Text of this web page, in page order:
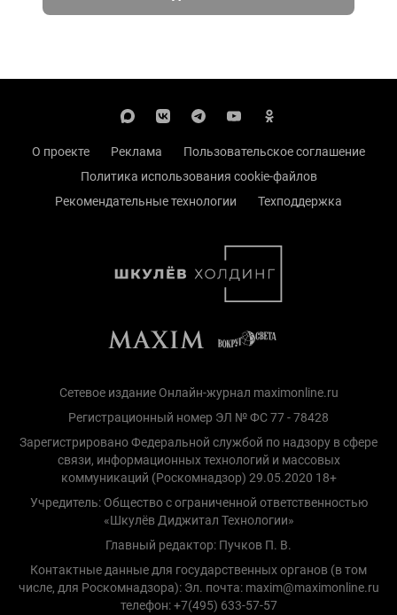
О проекте Реклама
Пользовательское соглашение
Политика использования cookie-файлов
Рекомендательные технологии
Техподдержка
Сетевое издание Онлайн-журнал maximonline.ru
Регистрационный номер ЭЛ № ФС 77 - 78428
Зарегистрировано Федеральной службой по надзору в сфере
связи, информационных технологий и массовых
коммуникаций (Роскомнадзор) 29.05.2020 18+
Учредитель: Общество с ограниченной ответственностью
«Шкулёв Диджитал Технологии»
Главный редактор: Пучков П. В.
Контактные данные для государственных органов (в том
числе, для Роскомнадзора): Эл. почта: maxim@maximonline.ru
телефон: +7(495) 633-57-57